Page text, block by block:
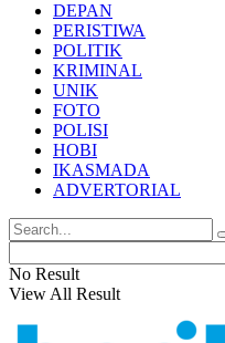
DEPAN
PERISTIWA
POLITIK
KRIMINAL
UNIK
FOTO
POLISI
HOBI
IKASMADA
ADVERTORIAL
No Result
View All Result